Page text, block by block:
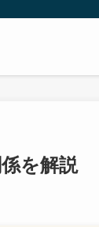
を解説